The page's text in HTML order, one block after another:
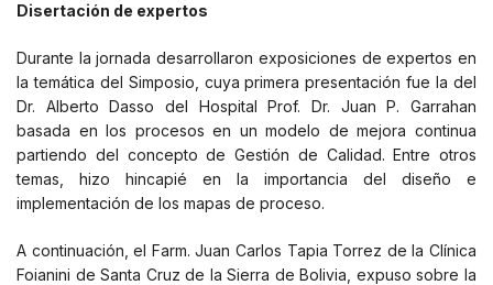
Disertación de expertos
Durante la jornada desarrollaron exposiciones de expertos en
la temática del Simposio, cuya primera presentación fue la del
Dr. Alberto Dasso del Hospital Prof. Dr. Juan P. Garrahan
basada en los procesos en un modelo de mejora continua
partiendo del concepto de Gestión de Calidad. Entre otros
temas, hizo hincapié en la importancia del diseño e
implementación de los mapas de proceso.
A continuación, el Farm. Juan Carlos Tapia Torrez de la Clínica
Foianini de Santa Cruz de la Sierra de Bolivia, expuso sobre la